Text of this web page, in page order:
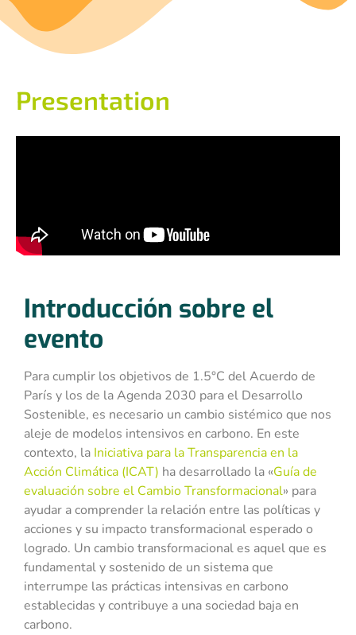
Presentation
Introducción sobre el
evento
Para cumplir los objetivos de 1.5°C del Acuerdo de
París y los de la Agenda 2030 para el Desarrollo
Sostenible, es necesario un cambio sistémico que nos
aleje de modelos intensivos en carbono. En este
contexto, la Iniciativa para la Transparencia en la
Acción Climática (ICAT) ha desarrollado la «Guía de
evaluación sobre el Cambio Transformacional» para
ayudar a comprender la relación entre las políticas y
acciones y su impacto transformacional esperado o
logrado. Un cambio transformacional es aquel que es
fundamental y sostenido de un sistema que
interrumpe las prácticas intensivas en carbono
establecidas y contribuye a una sociedad baja en
carbono.